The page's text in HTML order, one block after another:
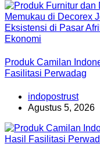
Ekonomi
Produk Camilan
Fasilitasi Perwadag
indopostrust
Agustus 5, 2026